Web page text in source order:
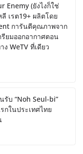
Enemy (ยังไงก็ใช่
เรต19+ ผลิตโดย
การันตีคุณภาพจาก
ยมออกอากาศตอน
WeTV ที่เดียว
บ “Noh Seul-bi”
กในประเทศไทย